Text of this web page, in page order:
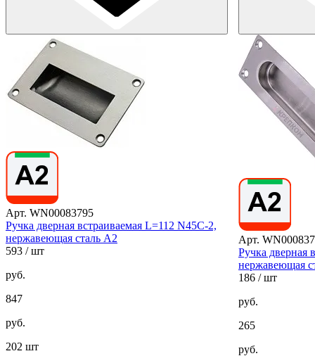
Арт. WN00083795
Ручка дверная встраиваемая L=112 N45C-2,
нержавеющая сталь А2
593 / шт
руб.
847
руб.
202 шт
Арт.
Ручка дверная
нержавеющая
186 / шт
руб.
265
руб.